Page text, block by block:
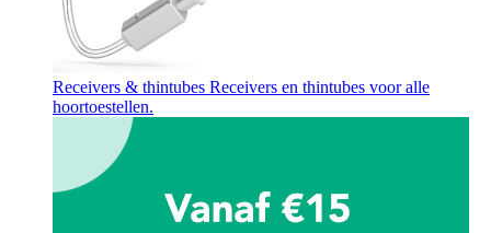
Receivers & thintubes Receivers en thintubes voor alle
hoortoestellen.